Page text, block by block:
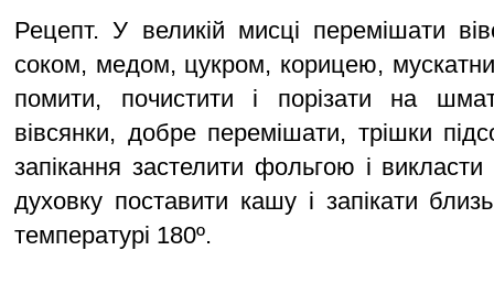
Рецепт. У великій мисці перемішати
соком, медом, цукром, корицею,
помити, почистити і порізати на
вівсянки, добре перемішати, трішки
запікання застелити фольгою і викласти
духовку поставити кашу і запікати
температурі 180º.